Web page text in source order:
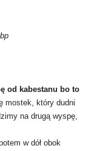
od kabestanu bo to
mostek, który dudni
na drugą wyspę,
w dół obok